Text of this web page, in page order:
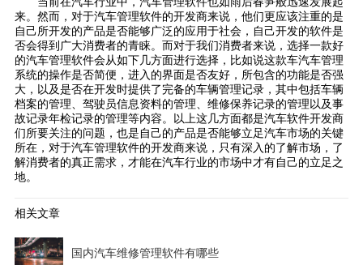
来。然而，对于汽车管理软件的开发商来说，他们更应该注重的是
自己所开发的产品是否能够广泛的应用于社会，自己开发的软件是
否会得到广大消费者的青睐。而对于我们消费者来说，选择一款好
的汽车管理软件会从如下几方面进行选择，比如说这款车汽车管理
系统的操作是否简便，进入的界面是否友好，所包含的功能是否强
大，以及是否在开发时提供了完备的车辆管理记录，其中包括车辆
档案的管理、驾驶员信息资料的管理、维修保养记录的管理以及事
故记录年检记录的管理等内容。以上这几方面都是汽车软件开发商
们所要关注的问题，也是自己的产品是否能够立足汽车市场的关键
所在，对于汽车管理软件的开发商来说，只有深入的了解市场，了
解消费者的真正需求，才能在汽车行业的市场中才有自己的立足之
地。
相关文章
国内汽车维修管理软件有哪些